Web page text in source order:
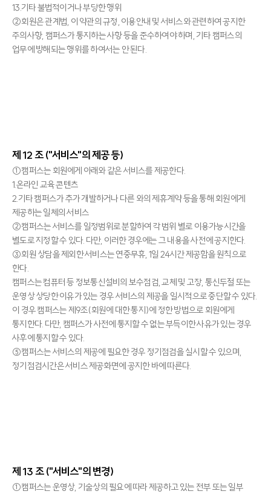
13.기타 불법적이거나 부당한 행위
②회원은 관계법, 이 약관의 규정, 이용안내 및 서비스와 관련하여 공지한
주의사항, 캠퍼스가 통지하는 사항 등을 준수하여야 하며, 기타 캠퍼스의
업무에 방해되는 행위를 하여서는 안 된다.
제 12 조 ("서비스"의 제공 등)
①캠퍼스는 회원에게 아래와 같은 서비스를 제공한다.
1.온라인 교육 콘텐츠
2.기타 캠퍼스가 추가 개발하거나 다른 와의 제휴계약 등을 통해 회원에게
제공하는 일체의 서비스
②캠퍼스는 서비스를 일정범위로 분할하여 각 범위 별로 이용가능시간을
별도로 지정할 수 있다. 다만, 이러한 경우에는 그 내용을 사전에 공지한다.
③회원 상담을 제외한 서비스는 연중무휴, 1일 24시간 제공함을 원칙으로
한다.
캠퍼스는 컴퓨터 등 정보통신설비의 보수점검, 교체 및 고장, 통신두절 또는
운영상 상당한 이유가 있는 경우 서비스의 제공을 일시적으로 중단할 수 있다.
이 경우 캠퍼스는 제9조(회원에 대한 통지)에 정한 방법으로 회원에게
통지한다. 다만, 캠퍼스가 사전에 통지할 수 없는 부득이한 사유가 있는 경우
사후에 통지할 수 있다.
⑤캠퍼스는 서비스의 제공에 필요한 경우 정기점검을 실시할 수 있으며,
정기점검시간은 서비스 제공화면에 공지한 바에 따른다.
제 13 조 ("서비스"의 변경)
①캠퍼스는 운영상, 기술상의 필요에 따라 제공하고 있는 전부 또는 일부